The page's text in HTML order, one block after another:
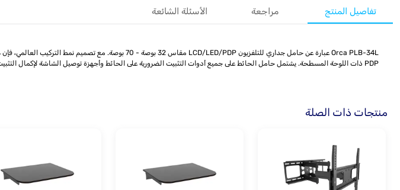
تفاصيل المنتج مراجعة الأسئلة الشائعة
PDP ذات اللوحة المسطحة. يشتمل حامل الحائط على جميع أدوات التثبيت الضرورية على الحائط وأجهزة توصيل الشاشة لإكمال التثبيت.
منتجات ذات الصلة